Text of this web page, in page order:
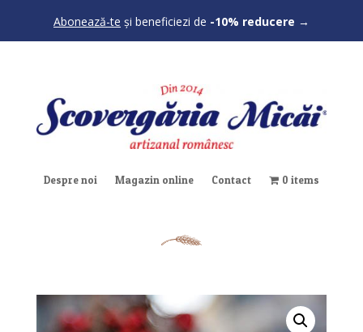
Abonează-te și beneficiezi de -10% reducere →
Despre noi Magazin online Contact 0 items